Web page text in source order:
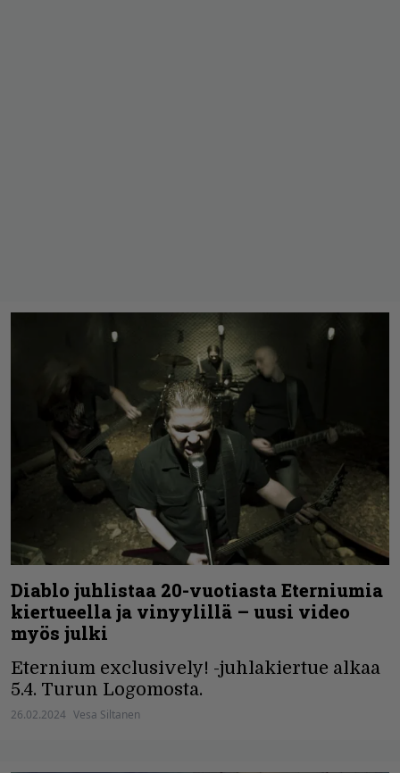
Diablo juhlistaa 20-vuotiasta Eterniumia
kiertueella ja vinyylillä – uusi video
myös julki
Eternium exclusively! -juhlakiertue alkaa
5.4. Turun Logomosta.
26.02.2024 Vesa Siltanen